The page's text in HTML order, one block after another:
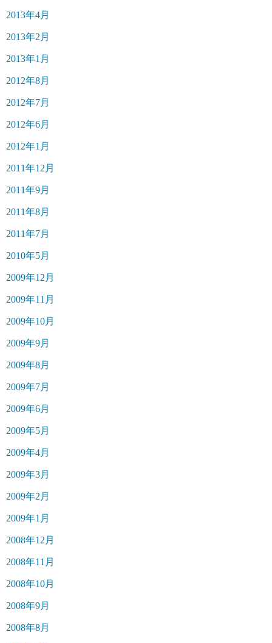
2013年4月
2013年2月
2013年1月
2012年8月
2012年7月
2012年6月
2012年1月
2011年12月
2011年9月
2011年8月
2011年7月
2010年5月
2009年12月
2009年11月
2009年10月
2009年9月
2009年8月
2009年7月
2009年6月
2009年5月
2009年4月
2009年3月
2009年2月
2009年1月
2008年12月
2008年11月
2008年10月
2008年9月
2008年8月